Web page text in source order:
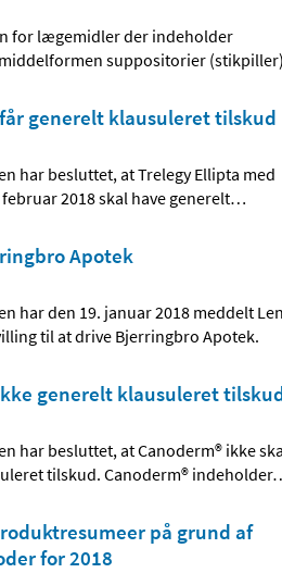
for lægemidler der indeholder
suppositorier (stikpiller)
generelt klausuleret tilskud
har besluttet, at Trelegy Ellipta med
2018 skal have generelt…
Apotek
har den 19. januar 2018 meddelt
til at drive Bjerringbro Apotek.
generelt klausuleret
har besluttet, at Canoderm® ikke
tilskud. Canoderm® indeholder
på grund af
for 2018